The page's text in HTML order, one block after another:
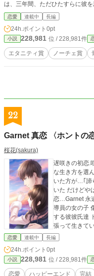
は、三年間、ただひたすらに彼を思い続けた私
話。 あの時、君は私を好きでしたか？ 君が幸せそうに笑ってるなら、私は他に
なにもいらないよ。 同じ気持ちだったよね。 だって、彼が教えてくれたから 叶
わなかった恋の話。 高校生の頃に出会った彼と私の実話を元に、フィクション
を折り混ぜながら描く物語です。 登場人物グループ名、部活、会話等は、架空
になっています。
恋愛 連載中 長編
24h.ポイント 0pt
小説 228,981 位 / 228,981件
エタニティ賞 ノーチェ賞
22
Garnet 真恋 〈ホントの
桜花(sakura)
遅咲きの初恋.
な生き方を選んだ彼
いた方が…｢諦らめなきゃ｣ どう
いた だけどやはり諦めた
恋…Garnet 永遠の愛を貴女に
導員の女の子 傷付いた4人の恋愛ストーリー 彼女達を溺愛
する彼彼氏達 トラウマや心に傷を抱えた人(子供達)が日々頑
張って生きて
恋愛 連載中 長編
24h.ポイント 0pt
小説 228,981 位 / 228,981件
恋愛 ハッピーエンド 完結